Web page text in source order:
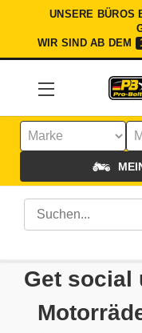
UNSERE BÜROS
WIR SIND AB DEM
Get social